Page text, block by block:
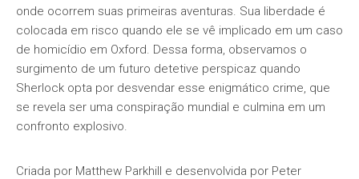
onde ocorrem suas primeiras aventuras. Sua liberdade é
colocada em risco quando ele se vê implicado em um caso
de homicídio em Oxford. Dessa forma, observamos o
surgimento de um futuro detetive perspicaz quando
Sherlock opta por desvendar esse enigmático crime, que
se revela ser uma conspiração mundial e culmina em um
confronto explosivo.
Criada por Matthew Parkhill e desenvolvida por Peter